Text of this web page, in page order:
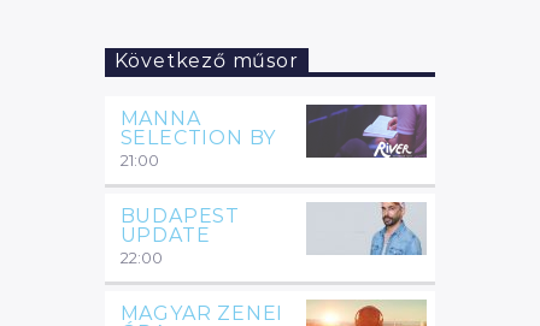
Következő műsor
MANNA
SELECTION BY
21:00
BUDAPEST
UPDATE
22:00
MAGYAR ZENEI